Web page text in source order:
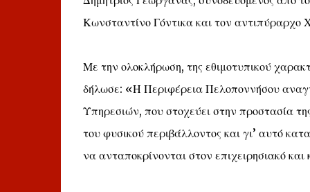
Κωνσταντίνο Γόντικα και τον αντιπύραρχο
Με την ολοκλήρωση, της εθιμοτυπικού
δήλωσε: «Η Περιφέρεια Πελοποννήσου
Υπηρεσιών, που στοχεύει στην προστασία
του φυσικού περιβάλλοντος και γι’ αυτό
να ανταποκρίνονται στον επιχειρησιακό και